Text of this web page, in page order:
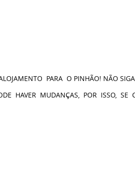
PARA O PINHÃO! NÃO
HAVER MUDANÇAS, POR ISSO, SE